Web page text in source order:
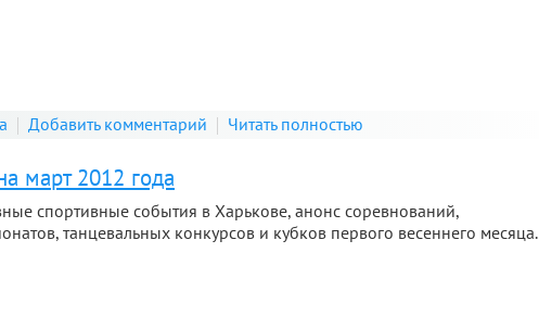
Добавить комментарий Читать полностью
март 2012 года
спортивные события в Харькове, анонс соревнований,
танцевальных конкурсов и кубков первого весеннего месяца.